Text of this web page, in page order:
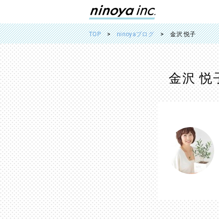
TOP ninoyaブログ 金沢 悦子
金沢 悦